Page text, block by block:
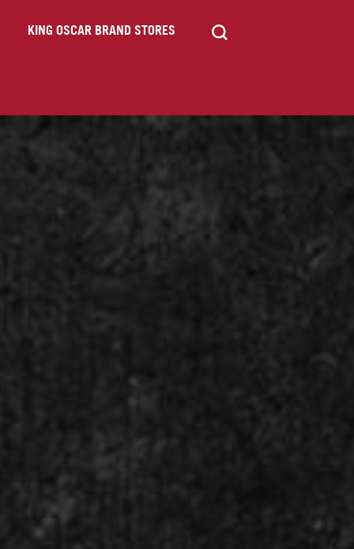
KING OSCAR BRAND STORES